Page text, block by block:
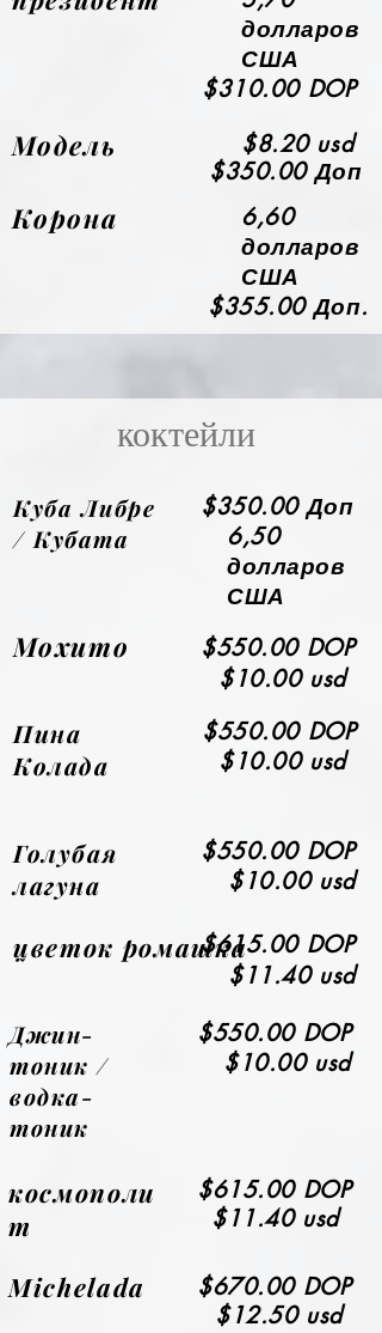
долларов
США
$310.00 DOP
Модель
$350.00 Доп
$8.20 usd
Корона
6,60
долларов
США
$355.00 Доп.
коктейли
Куба Либре
/ Кубата
$350.00 Доп
6,50
долларов
США
$550.00 DOP
Мохито
$10.00 usd
Пина
Колада
$550.00 DOP
$10.00 usd
Голубая
лагуна
$550.00 DOP
$10.00 usd
$11.40 usd
$615.00 DOP
цветок ромашка
Джин-
тоник /
водка-
тоник
$550.00 DOP
$10.00 usd
космополи
т
$11.40 usd
$615.00 DOP
Michelada
$12.50 usd
$670.00 DOP